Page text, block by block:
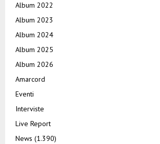
Album 2022
Album 2023
Album 2024
Album 2025
Album 2026
Amarcord
Eventi
Interviste
Live Report
News (1.390)